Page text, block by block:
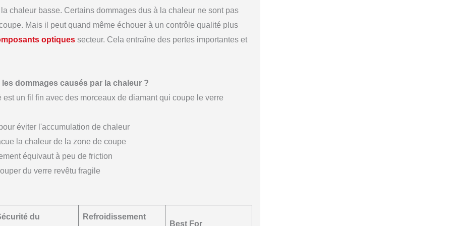
chaleur basse. Certains dommages dus à la chaleur ne sont pas
Mais il peut quand même échouer à un contrôle qualité plus
optiques secteur. Cela entraîne des pertes importantes et
dommages causés par la chaleur ?
un fil fin avec des morceaux de diamant qui coupe le verre
éviter l'accumulation de chaleur
la chaleur de la zone de coupe
équivaut à peu de friction
du verre revêtu fragile
du
Refroidissement
Best For